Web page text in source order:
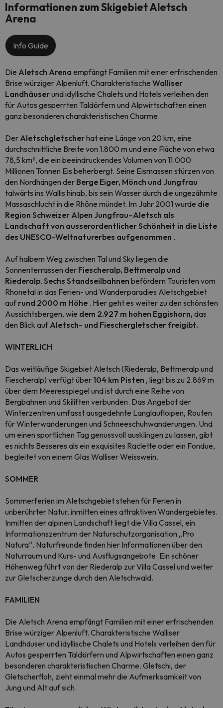
Informationen zum Skigebiet Aletsch
Arena
Info Guide
Die Aletsch Arena empfängt Familien mit einer erfrischenden
Brise würziger Alpenluft. Charakteristische Walliser
Landhäuserund idyllische Chalets und Hotels verleihen den
für Autos gesperrten Taldörfern und Alpwirtschaften einen
ganz besonderen charakteristischen Charme.
Der Aletschgletscherhat eine Länge von 20 km, eine
durchschnittliche Breite von 1.800 m und eine Fläche von etwa
78,5 km², die ein beeindruckendes Volumen von 11.000
Millionen Tonnen Eis beherbergt. Seine Eismassen stürzen von
den Nordhängen der Berge Eiger, Mönch und Jungfrau
talwärts ins Wallis hinab, bis sein Wasser durch die ungezähmte
Massaschlucht in die Rhône mündet. Im Jahr 2001 wurde die
Region Schweizer Alpen Jungfrau–Aletsch als
Landschaft von ausserordentlicher Schönheit in die Liste
des UNESCO-Weltnaturerbes aufgenommen .
Auf halbem Weg zwischen Tal und Sky liegen die
Sonnenterrassen der Fiescheralp, Bettmeralp und
Riederalp. Sechs Standseilbahnen befördern Touristen vom
Rhonetal in das Ferien- und Wanderparadies Aletschgebiet
aufrund 2000 m Höhe . Hier geht es weiter zu den schönsten
Aussichtsbergen, wie dem 2.927 m hohen Eggishorn, das
den Blick aufAletsch- und Fieschergletscher freigibt.
WINTERLICH
Das weitläufige Skigebiet Aletsch (Riederalp, Bettmeralp und
Fiescheralp) verfügt über 104 km Pisten , liegt bis zu 2.869 m
über dem Meeresspiegel und ist durch eine Reihe von
Bergbahnen und Skiliften verbunden. Das Angebot der
Winterzentren umfasst ausgedehnte Langlaufloipen, Routen
für Winterwanderungen und Schneeschuhwanderungen. Und
um einen sportlichen Tag genussvoll ausklingen zu lassen, gibt
es nichts Besseres als ein exquisites Raclette oder ein Fondue,
begleitet von einem Glas Walliser Weisswein.
SOMMER
Sommerferien im Aletschgebiet stehen für Ferien in
unberührter Natur, inmitten eines attraktiven Wandergebietes.
Inmitten der alpinen Landschaft liegt die Villa Cassel, ein
Informationszentrum der Naturschutzorganisation „Pro
Natura“. Naturfreunde finden hier Informationen über den
Naturraum und Kurs- und Ausflugsangebote. Ein schöner
Höhenweg führt von der Riederalp zur Villa Cassel und weiter
zur Gletscherzunge durch den Aletschwald.
FAMILIEN
Die Aletsch Arena empfängt Familien mit einer erfrischenden
Brise würziger Alpenluft. Charakteristische Walliser
Landhäuser und idyllische Chalets und Hotels verleihen den für
Autos gesperrten Taldörfern und Alpwirtschaften einen ganz
besonderen charakteristischen Charme. Gletschi, der
Gletscherfloh, zieht einmal mehr die Aufmerksamkeit von
Jung und Alt auf sich.